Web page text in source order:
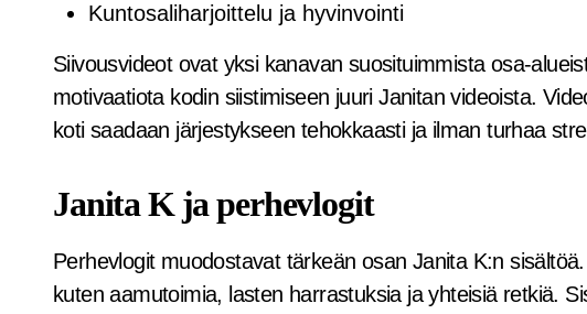
Kuntosaliharjoittelu ja hyvinvointi
Siivousvideot ovat yksi kanavan suosituimmista osa-
motivaatiota kodin siistimiseen juuri Janitan videoista.
koti saadaan järjestykseen tehokkaasti ja ilman turhaa
Janita K ja perhevlogit
Perhevlogit muodostavat tärkeän osan Janita K:n
kuten aamutoimia, lasten harrastuksia ja yhteisiä retkiä.